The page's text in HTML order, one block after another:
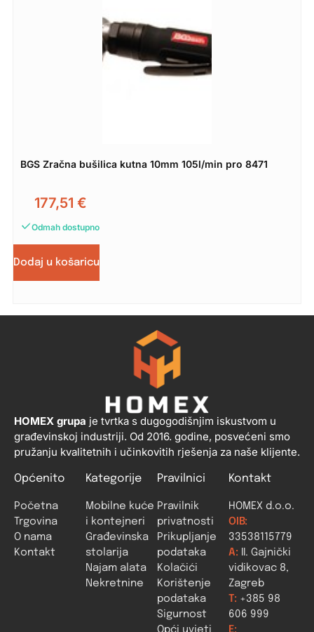
BGS Zračna bušilica kutna 10mm 105l/min pro 8471
177,51 €
Odmah dostupno
Dodaj u košaricu
HOMEX grupa je tvrtka s dugogodišnjim iskustvom u
građevinskoj industriji. Od 2016. godine, posvećeni smo
pružanju kvalitetnih i učinkovitih rješenja za naše klijente.
Općenito
Početna
Trgovina
O nama
Kontakt
Kategorije
Mobilne kuće
i kontejneri
Građevinska
stolarija
Najam alata
Nekretnine
Pravilnici
Pravilnik
privatnosti
Prikupljanje
podataka
Kolačići
Korištenje
podataka
Sigurnost
Opći uvjeti
Kontakt
HOMEX d.o.o.
OIB:
33538115779
A: II. Gajnički
vidikovac 8,
Zagreb
T: +385 98
606 999
E: